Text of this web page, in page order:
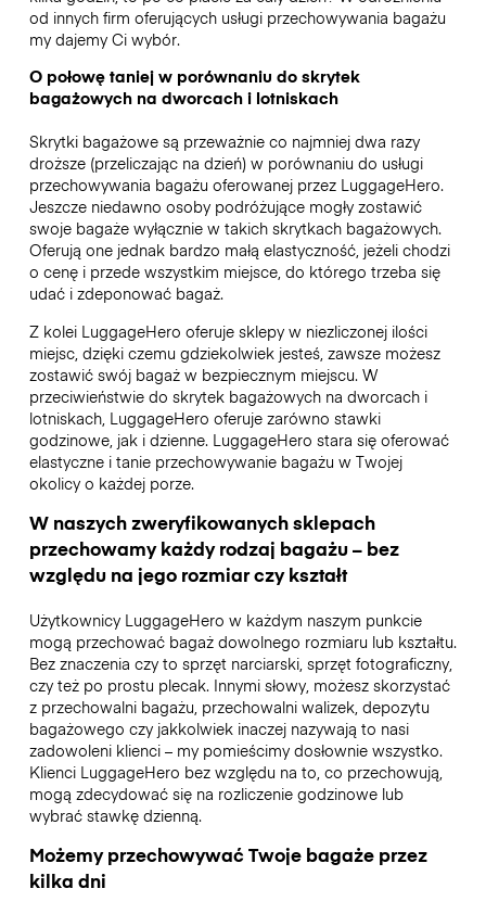
od innych firm oferujących usługi przechowywania bagażu
my dajemy Ci wybór.
O połowę taniej w porównaniu do skrytek
bagażowych na dworcach i lotniskach
Skrytki bagażowe są przeważnie co najmniej dwa razy
droższe (przeliczając na dzień) w porównaniu do usługi
przechowywania bagażu oferowanej przez LuggageHero.
Jeszcze niedawno osoby podróżujące mogły zostawić
swoje bagaże wyłącznie w takich skrytkach bagażowych.
Oferują one jednak bardzo małą elastyczność, jeżeli chodzi
o cenę i przede wszystkim miejsce, do którego trzeba się
udać i zdeponować bagaż.
Z kolei LuggageHero oferuje sklepy w niezliczonej ilości
miejsc, dzięki czemu gdziekolwiek jesteś, zawsze możesz
zostawić swój bagaż w bezpiecznym miejscu. W
przeciwieństwie do skrytek bagażowych na dworcach i
lotniskach, LuggageHero oferuje zarówno stawki
godzinowe, jak i dzienne. LuggageHero stara się oferować
elastyczne i tanie przechowywanie bagażu w Twojej
okolicy o każdej porze.
W naszych zweryfikowanych sklepach
przechowamy każdy rodzaj bagażu – bez
względu na jego rozmiar czy kształt
Użytkownicy LuggageHero w każdym naszym punkcie
mogą przechować bagaż dowolnego rozmiaru lub kształtu.
Bez znaczenia czy to sprzęt narciarski, sprzęt fotograficzny,
czy też po prostu plecak. Innymi słowy, możesz skorzystać
z przechowalni bagażu, przechowalni walizek, depozytu
bagażowego czy jakkolwiek inaczej nazywają to nasi
zadowoleni klienci – my pomieścimy dosłownie wszystko.
Klienci LuggageHero bez względu na to, co przechowują,
mogą zdecydować się na rozliczenie godzinowe lub
wybrać stawkę dzienną.
Możemy przechowywać Twoje bagaże przez
kilka dni